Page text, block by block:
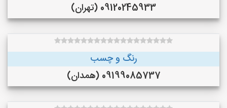
09120245933 (تهران)
رنگ و چسب
09199085737 (همدان)